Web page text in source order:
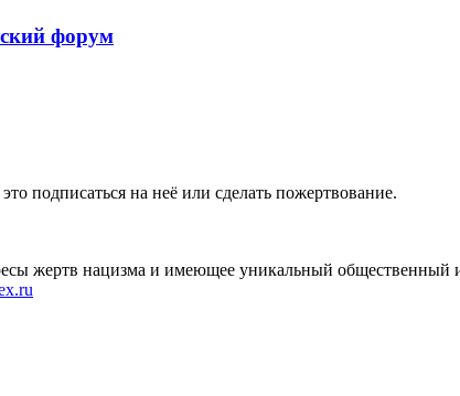
форум
подписаться на неё или сделать пожертвование.
жертв нацизма и имеющее уникальный общественный и